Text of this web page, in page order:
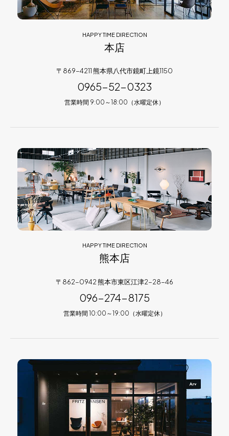
HAPPY TIME DIRECTION
本店
〒869-4211 熊本県八代市鏡町上鏡1150
0965-52-0323
営業時間 9:00～18:00（水曜定休）
HAPPY TIME DIRECTION
熊本店
〒862-0942 熊本市東区江津2-28-46
096-274-8175
営業時間 10:00～19:00（水曜定休）